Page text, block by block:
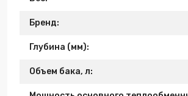
Бренд:
Глубина (мм):
Объем бака, л: